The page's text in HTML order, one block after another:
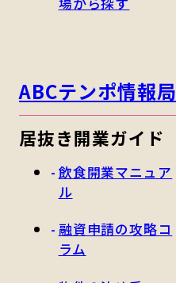
ABCテンポ情報局
居抜き開業ガイド
飲食開業マニュア
ル
融資申請の攻略コ
ラム